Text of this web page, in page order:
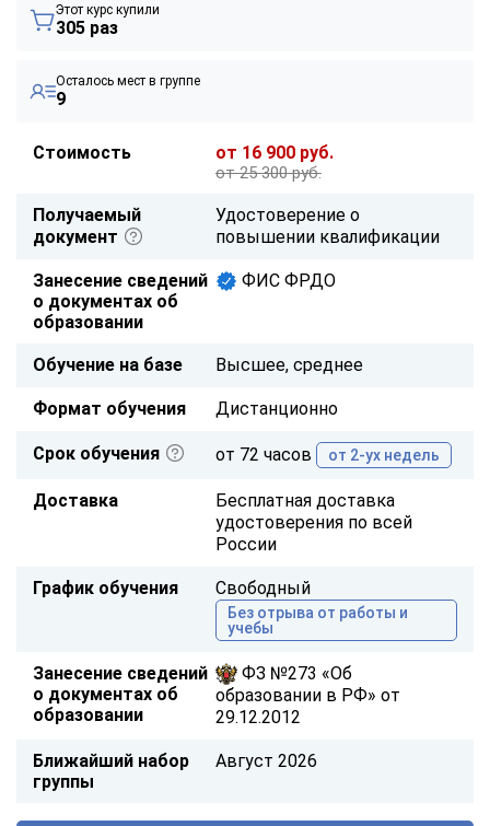
Этот курс купили
305 раз
Осталось мест в группе
9
Стоимость от 16 900 руб.
от 25 300 руб.
Получаемый
документ
Удостоверение о
повышении квалификации
Занесение сведений
о документах об
образовании
ФИС ФРДО
Обучение на базе Высшее, среднее
Формат обучения Дистанционно
Срок обучения от 72 часов от 2-ух недель
Доставка
Бесплатная доставка
удостоверения по всей
России
График обучения Свободный
Без отрыва от работы и
учебы
Занесение сведений
о документах об
образовании
ФЗ №273 «Об
образовании в РФ» от
29.12.2012
Ближайший набор
группы
Август 2026